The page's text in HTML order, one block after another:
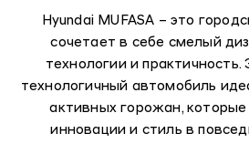
Hyundai MUFASA – это
сочетает в себе смелый
технологии и
технологичный автомобиль
активных горожан,
инновации и стиль в